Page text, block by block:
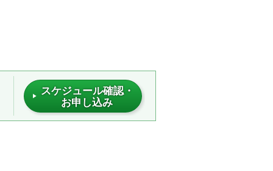
スケジュール確認・
お申し込み